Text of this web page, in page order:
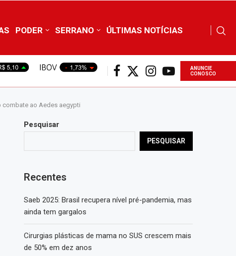
PODER SERRANO ÚLTIMAS NOTÍCIAS
ANUNCIE
CONOSCO
ao Aedes aegypti
Pesquisar
PESQUISAR
Recentes
Saeb 2025: Brasil recupera nível pré-pandemia, mas
ainda tem gargalos
Cirurgias plásticas de mama no SUS crescem mais
de 50% em dez anos